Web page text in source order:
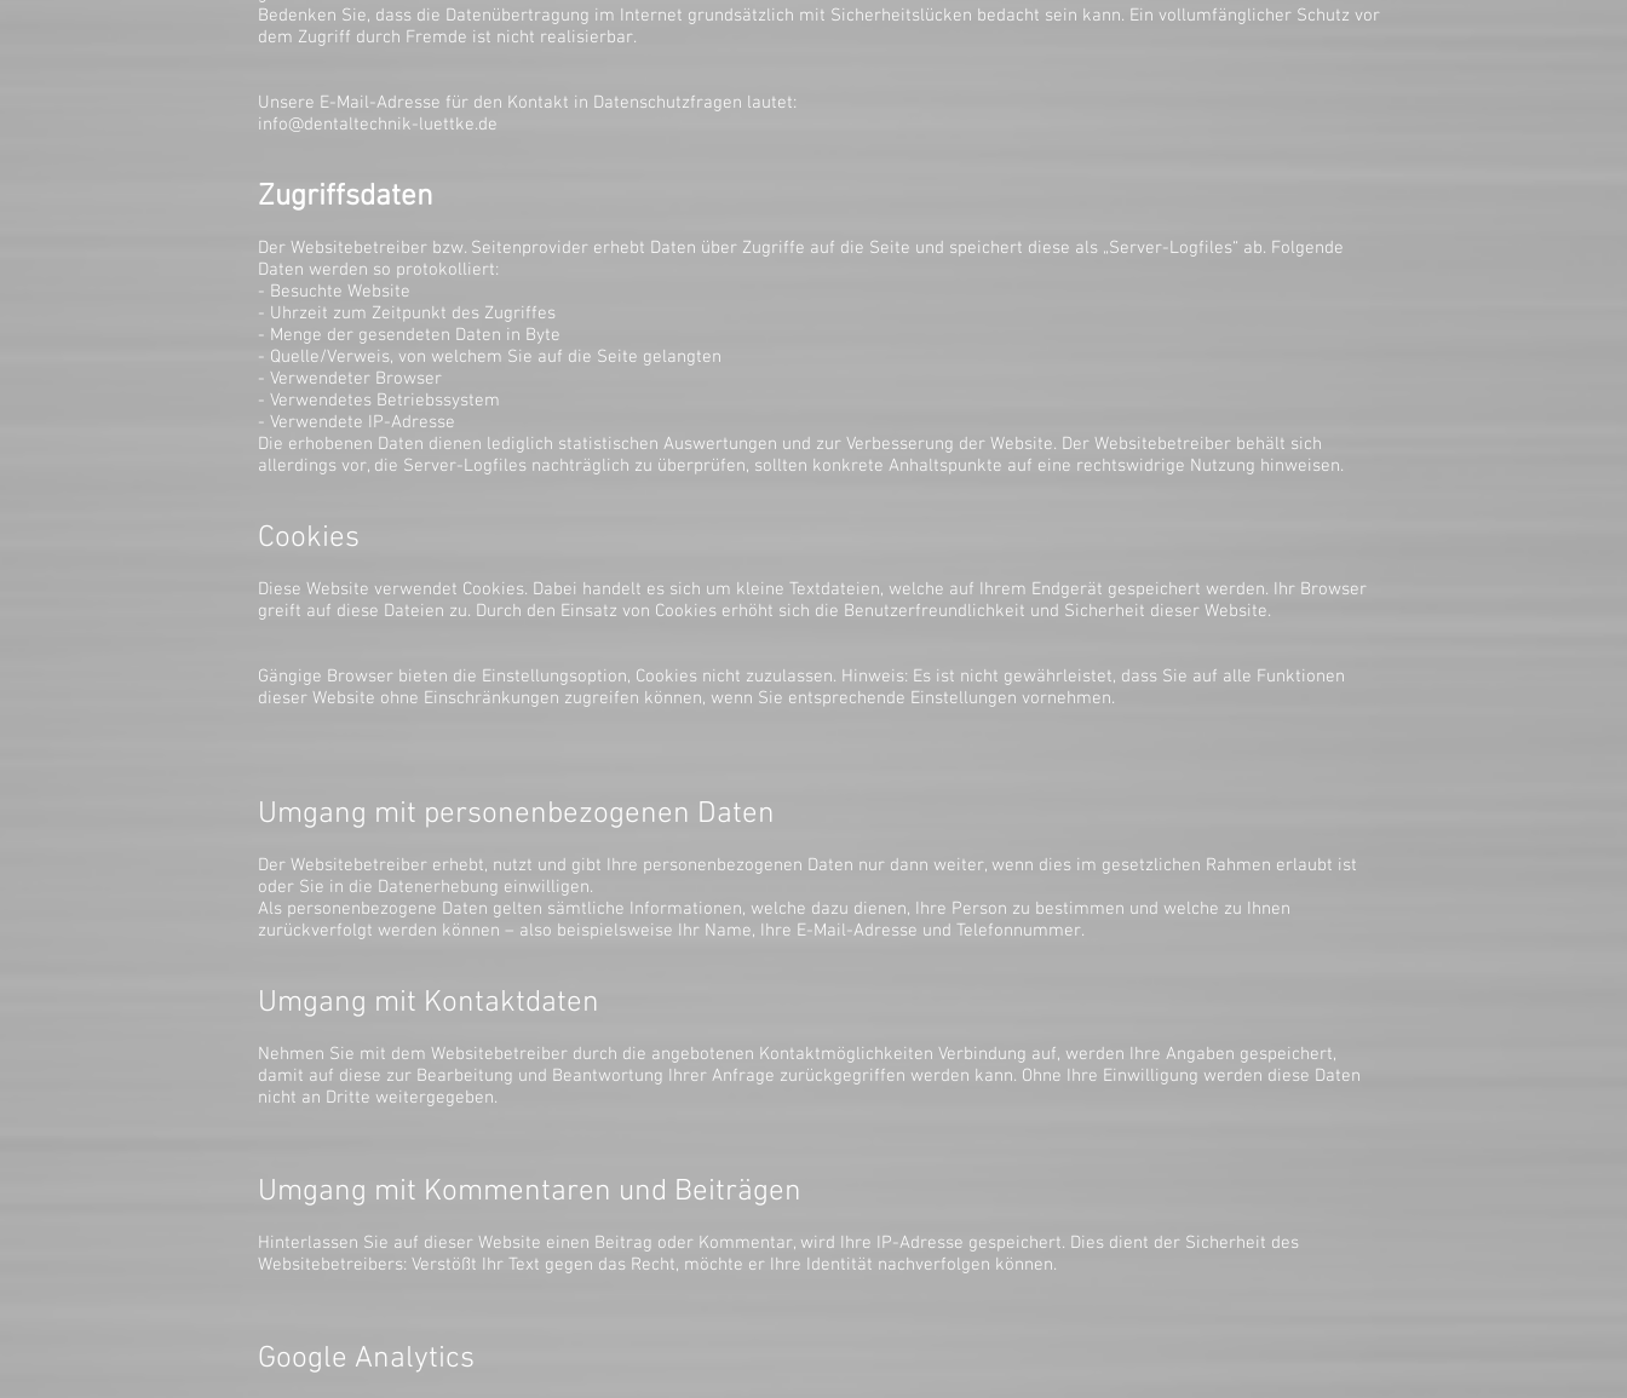
Bedenken Sie, dass die Datenübertragung im Internet grundsätzlich mit Sicherheitslücken bedacht sein kann. Ein vollumfänglicher Schutz vor
dem Zugriff durch Fremde ist nicht realisierbar.
Unsere E-Mail-Adresse für den Kontakt in Datenschutzfragen lautet:
info@dentaltechnik-luettke.de
Zugriffsdaten
Der Websitebetreiber bzw. Seitenprovider erhebt Daten über Zugriffe auf die Seite und speichert diese als „Server-Logfiles“ ab. Folgende
Daten werden so protokolliert:
- Besuchte Website
- Uhrzeit zum Zeitpunkt des Zugriffes
- Menge der gesendeten Daten in Byte
- Quelle/Verweis, von welchem Sie auf die Seite gelangten
- Verwendeter Browser
- Verwendetes Betriebssystem
- Verwendete IP-Adresse
Die erhobenen Daten dienen lediglich statistischen Auswertungen und zur Verbesserung der Website. Der Websitebetreiber behält sich
allerdings vor, die Server-Logfiles nachträglich zu überprüfen, sollten konkrete Anhaltspunkte auf eine rechtswidrige Nutzung hinweisen.
Cookies
Diese Website verwendet Cookies. Dabei handelt es sich um kleine Textdateien, welche auf Ihrem Endgerät gespeichert werden. Ihr Browser
greift auf diese Dateien zu. Durch den Einsatz von Cookies erhöht sich die Benutzerfreundlichkeit und Sicherheit dieser Website.
Gängige Browser bieten die Einstellungsoption, Cookies nicht zuzulassen. Hinweis: Es ist nicht gewährleistet, dass Sie auf alle Funktionen
dieser Website ohne Einschränkungen zugreifen können, wenn Sie entsprechende Einstellungen vornehmen.
Umgang mit personenbezogenen Daten
Der Websitebetreiber erhebt, nutzt und gibt Ihre personenbezogenen Daten nur dann weiter, wenn dies im gesetzlichen Rahmen erlaubt ist
oder Sie in die Datenerhebung einwilligen.
Als personenbezogene Daten gelten sämtliche Informationen, welche dazu dienen, Ihre Person zu bestimmen und welche zu Ihnen
zurückverfolgt werden können – also beispielsweise Ihr Name, Ihre E-Mail-Adresse und Telefonnummer.
Umgang mit Kontaktdaten
Nehmen Sie mit dem Websitebetreiber durch die angebotenen Kontaktmöglichkeiten Verbindung auf, werden Ihre Angaben gespeichert,
damit auf diese zur Bearbeitung und Beantwortung Ihrer Anfrage zurückgegriffen werden kann. Ohne Ihre Einwilligung werden diese Daten
nicht an Dritte weitergegeben.
Umgang mit Kommentaren und Beiträgen
Hinterlassen Sie auf dieser Website einen Beitrag oder Kommentar, wird Ihre IP-Adresse gespeichert. Dies dient der Sicherheit des
Websitebetreibers: Verstößt Ihr Text gegen das Recht, möchte er Ihre Identität nachverfolgen können.
Google Analytics